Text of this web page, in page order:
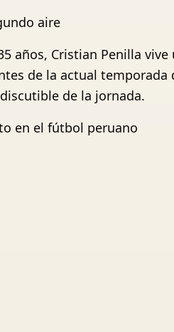
aire
años, Cristian Penilla
de la actual temporada
de la jornada.
en el fútbol peruano